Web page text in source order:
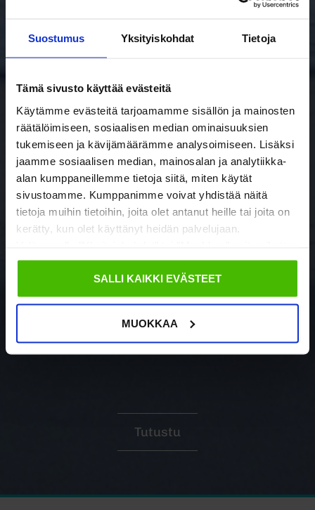
Suostumus Yksityiskohdat Tietoja
Tämä sivusto käyttää evästeitä
Käytämme evästeitä tarjoamamme sisällön ja mainosten
räätälöimiseen, sosiaalisen median ominaisuuksien
tukemiseen ja kävijämäärämme analysoimiseen. Lisäksi
jaamme sosiaalisen median, mainosalan ja analytiikka-
alan kumppaneillemme tietoja siitä, miten käytät
sivustoamme. Kumppanimme voivat yhdistää näitä
tietoja muihin tietoihin, joita olet antanut heille tai joita on
kerätty, kun olet käyttänyt heidän palvelujaan.
sallimiisi evästeisiin.
SALLI KAIKKI EVÄSTEET
MUOKKAA
Tutustu